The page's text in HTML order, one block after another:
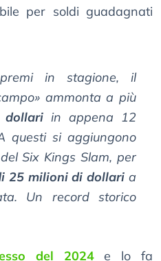
per soldi guadagnati
in stagione, il
ammonta a più
in appena 12
questi si aggiungono
Six Kings Slam, per
25 milioni di dollari a
Un record storico
del 2024e lo fa